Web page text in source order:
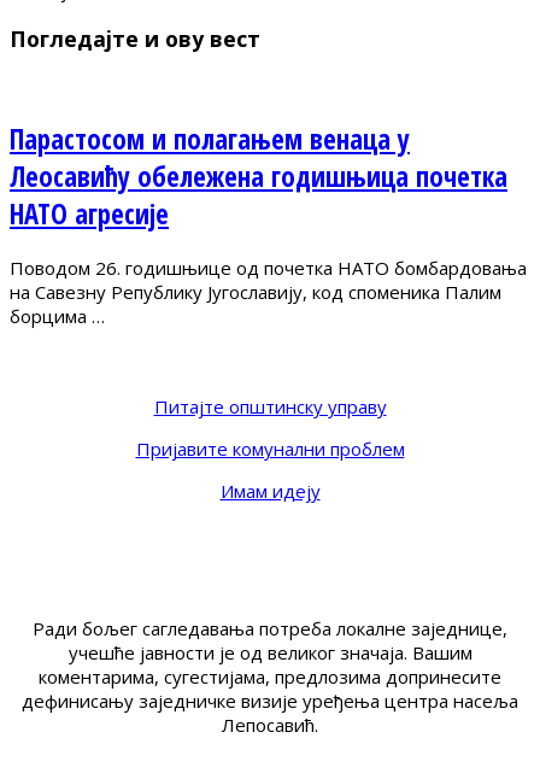
Погледајте и ову вест
Парастосом и полагањем венаца у
Леосавићу обележена годишњица почетка
НАТО агресије
Поводом 26. годишњице од почетка НАТО бомбардовања
на Савезну Републику Југославију, код споменика Палим
борцима …
Питајте општинску управу
Пријавите комунални проблем
Имам идеју
Ради бољег сагледавања потреба локалне заједнице,
учешће јавности је од великог значаја. Вашим
коментарима, сугестијама, предлозима допринесите
дефинисању заједничке визије уређења центра насеља
Лепосавић.